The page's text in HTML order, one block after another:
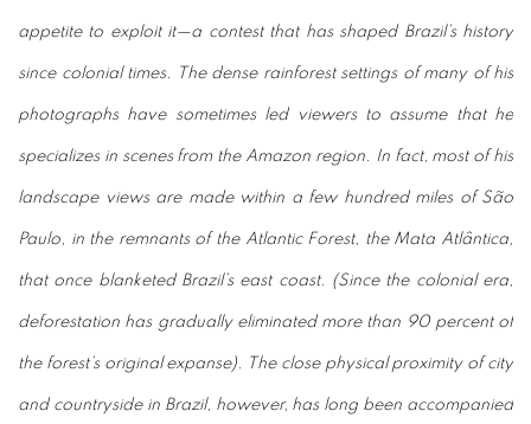
appetite to exploit it—a contest that has shaped Brazil’s history
since colonial times. The dense rainforest settings of many of his
photographs have sometimes led viewers to assume that he
specializes in scenes from the Amazon region. In fact, most of his
landscape views are made within a few hundred miles of São
Paulo, in the remnants of the Atlantic Forest, the Mata Atlântica,
that once blanketed Brazil’s east coast. (Since the colonial era,
deforestation has gradually eliminated more than 90 percent of
the forest’s original expanse). The close physical proximity of city
and countryside in Brazil, however, has long been accompanied